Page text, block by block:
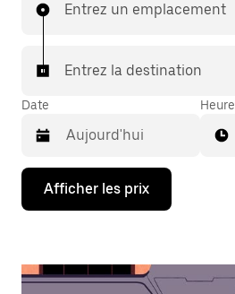
Entrez un emplacement
Entrez la destination
Date
Appuyez
la
bas
Heure
Afficher les prix